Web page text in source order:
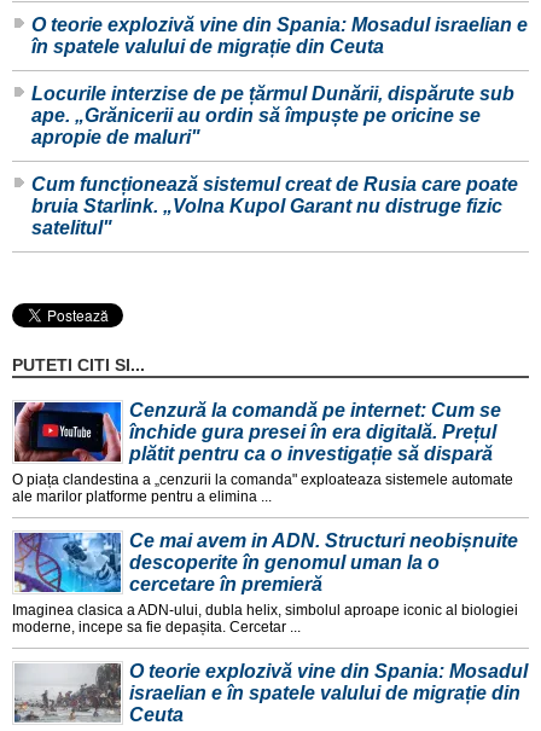
O teorie explozivă vine din Spania: Mosadul israelian e
în spatele valului de migrație din Ceuta
Locurile interzise de pe țărmul Dunării, dispărute sub
ape. „Grănicerii au ordin să împuște pe oricine se
apropie de maluri"
Cum funcționează sistemul creat de Rusia care poate
bruia Starlink. „Volna Kupol Garant nu distruge fizic
satelitul"
PUTETI CITI SI...
Cenzură la comandă pe internet: Cum se
închide gura presei în era digitală. Prețul
plătit pentru ca o investigație să dispară
O piața clandestina a „cenzurii la comanda" exploateaza sistemele automate
ale marilor platforme pentru a elimina ...
Ce mai avem in ADN. Structuri neobișnuite
descoperite în genomul uman la o
cercetare în premieră
Imaginea clasica a ADN-ului, dubla helix, simbolul aproape iconic al biologiei
moderne, incepe sa fie depașita. Cercetar ...
O teorie explozivă vine din Spania: Mosadul
israelian e în spatele valului de migrație din
Ceuta